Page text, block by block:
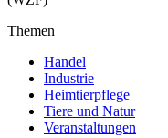
Themen
Handel
Industrie
Heimtierpflege
Tiere und Natur
Veranstaltungen